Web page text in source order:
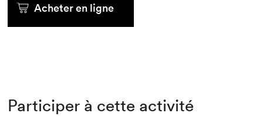
Acheter en ligne
Participer à cette activité